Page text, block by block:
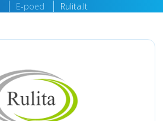
E-poed Rulita.lt